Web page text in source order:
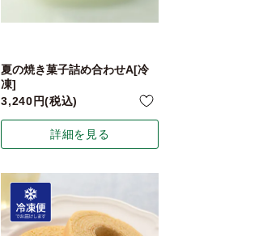
夏の焼き菓子詰め合わせA[冷
凍]
3,240
税込
詳細を見る